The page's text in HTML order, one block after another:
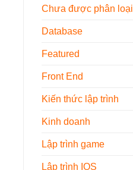
Chưa được phân loại
Database
Featured
Front End
Kiến thức lập trình
Kinh doanh
Lập trình game
Lập trình IOS